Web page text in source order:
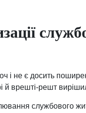
і не є досить
й врешті-решт
службового